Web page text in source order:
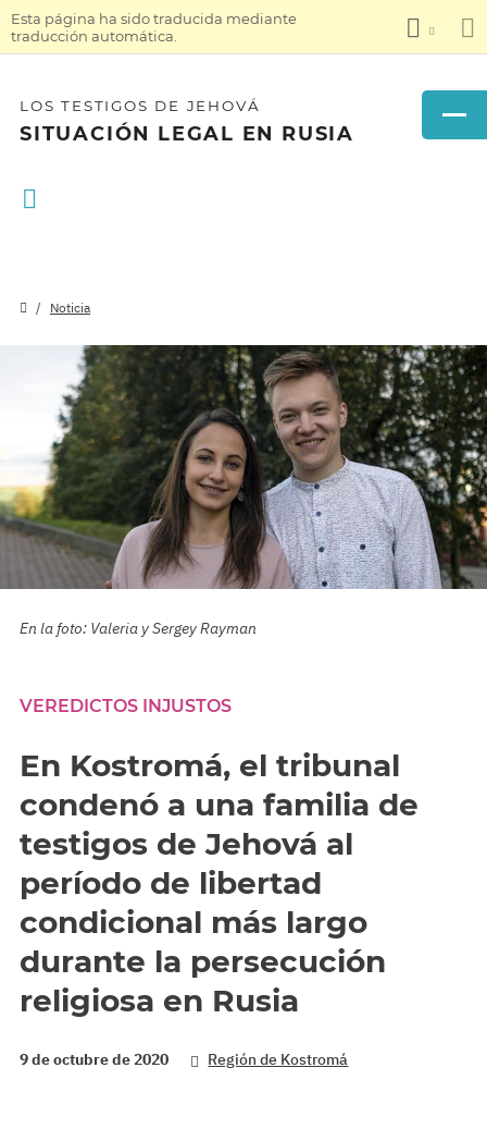
Esta página ha sido traducida mediante
traducción automática.
LOS TESTIGOS DE JEHOVÁ
SITUACIÓN LEGAL EN RUSIA
Noticia
En la foto: Valeria y Sergey Rayman
VEREDICTOS INJUSTOS
En Kostromá, el tribunal
condenó a una familia de
testigos de Jehová al
período de libertad
condicional más largo
durante la persecución
religiosa en Rusia
9 de octubre de 2020 Región de Kostromá